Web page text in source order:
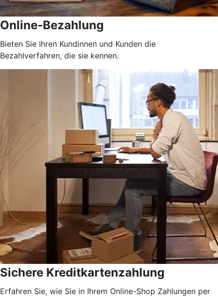
Online-Bezahlung
Bieten Sie Ihren Kundinnen und Kunden die
Bezahlverfahren, die sie kennen.
Sichere Kreditkartenzahlung
Erfahren Sie, wie Sie in Ihrem Online-Shop Zahlungen per